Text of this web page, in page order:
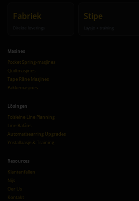
Fabriek
Direkte leverings
Stipe
Laysje + training
Masines
Pocket Spring-masjines
Quiltmasjines
Tape Râne Masjines
Pakkemasjines
Lösingen
Folsleine Line Planning
Line Balâns
Automatisearring Upgrades
Ynstallaasje & Training
Resources
Klantenfallen
Nijs
Oer Us
Kontakt